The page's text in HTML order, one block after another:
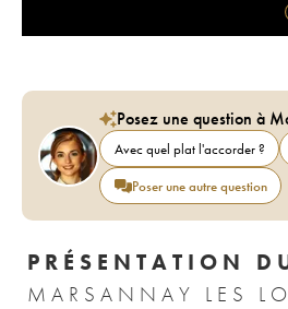
Posez une question à
Avec quel plat l'accorder ?
Poser une autre question
PRÉSENTATION
MARSANNAY LES